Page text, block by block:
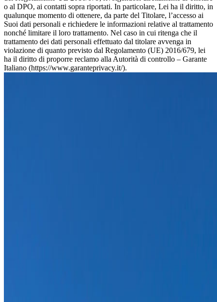
o al DPO, ai contatti sopra riportati. In particolare, Lei ha il diritto, in
qualunque momento di ottenere, da parte del Titolare, l’accesso ai
Suoi dati personali e richiedere le informazioni relative al trattamento
nonché limitare il loro trattamento. Nel caso in cui ritenga che il
trattamento dei dati personali effettuato dal titolare avvenga in
violazione di quanto previsto dal Regolamento (UE) 2016/679, lei
ha il diritto di proporre reclamo alla Autorità di controllo – Garante
Italiano (https://www.garanteprivacy.it/).